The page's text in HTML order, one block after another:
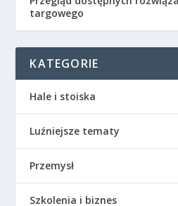
targowego
KATEGORIE
Hale i stoiska
Luźniejsze tematy
Przemysł
Szkolenia i biznes